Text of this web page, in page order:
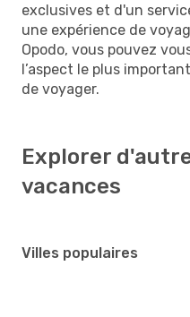
exclusives et d'un
une expérience de
Opodo, vous pouvez
l’aspect le plus
de voyager.
Explorer
vacances
Villes populaires